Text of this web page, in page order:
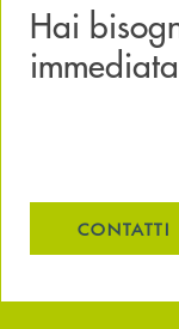
Hai
CONTATTI